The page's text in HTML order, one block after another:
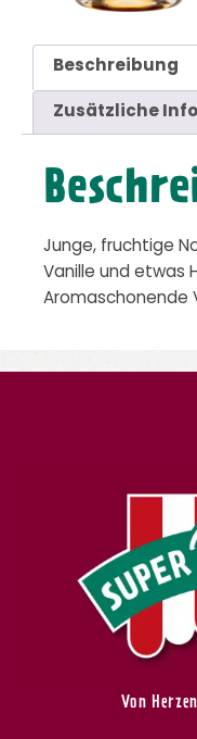
Beschreibung
Zusätzliche
Junge, fruchtige
Vanille und etwas
Aromaschonende
Von